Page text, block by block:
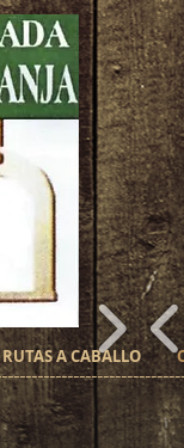
RUTAS A CABALLO